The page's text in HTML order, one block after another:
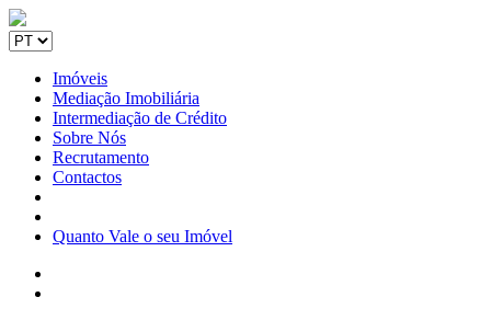
Imóveis
Mediação Imobiliária
Intermediação de Crédito
Sobre Nós
Recrutamento
Contactos
Quanto Vale o seu Imóvel